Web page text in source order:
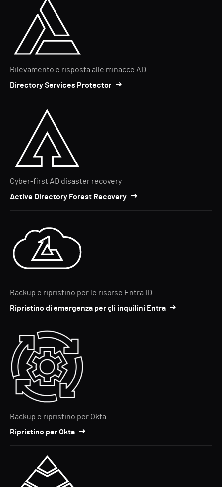
Rilevamento e risposta alle minacce AD
Directory Services Protector
Cyber-first AD disaster recovery
Active Directory Forest Recovery
Backup e ripristino per le risorse Entra ID
Ripristino di emergenza per gli inquilini Entra
Backup e ripristino per Okta
Ripristino per Okta